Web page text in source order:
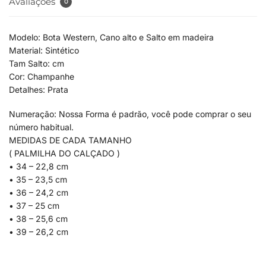
0
Modelo: Bota Western, Cano alto e Salto em madeira
Material: Sintético
Tam Salto: cm
Cor: Champanhe
Detalhes: Prata
Numeração: Nossa Forma é padrão, você pode comprar o seu
número habitual.
MEDIDAS DE CADA TAMANHO
( PALMILHA DO CALÇADO )
• 34 – 22,8 cm
• 35 – 23,5 cm
• 36 – 24,2 cm
• 37 – 25 cm
• 38 – 25,6 cm
• 39 – 26,2 cm